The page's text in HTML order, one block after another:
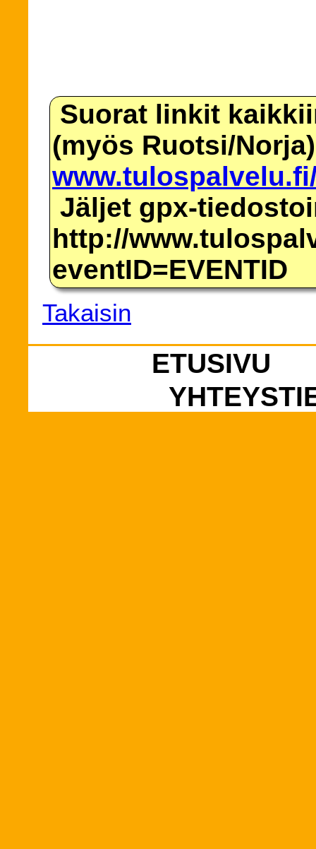
Suorat linkit
(myös Ruotsi/Norja)
Jäljet gpx-
http://
eventID=EVENTID
Takaisin
ETUSIVU